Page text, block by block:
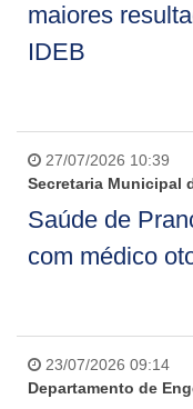
maiores
IDEB
27/07/2026 10:39
Secretaria Municipal
Saúde de
com médico
23/07/2026 09:14
Departamento de